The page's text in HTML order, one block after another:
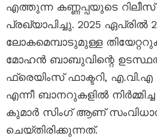
എത്തുന്ന കണ്ണപ്പയുടെ റിലീസ്
പ്രഖ്യാപിച്ചു. 2025 ഏപ്രിൽ
ലോകമെമ്പാടുമുള്ള
മോഹൻ ബാബുവിന്റെ
ഫ്രെയിംസ് ഫാക്ടറി,
എന്നീ ബാനറുകളിൽ
കുമാർ സിംഗ് ആണ്
ചെയ്തിരിക്കുന്നത്.